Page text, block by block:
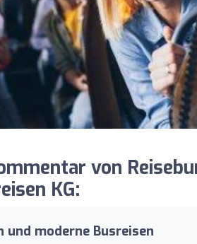
von
KG:
und moderne Busreisen